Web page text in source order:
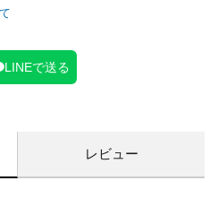
LINEで送る
レビュー